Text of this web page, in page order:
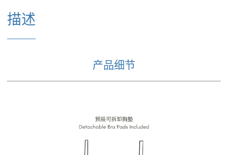
描述
产品细节